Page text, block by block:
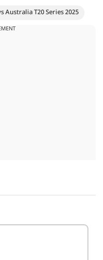
Australia T20 Series 2025